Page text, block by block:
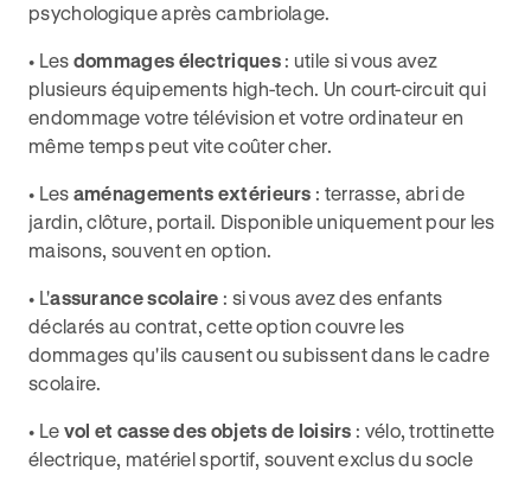
psychologique après cambriolage.
• Les dommages électriques: utile si vous avez
plusieurs équipements high-tech. Un court-circuit qui
endommage votre télévision et votre ordinateur en
même temps peut vite coûter cher.
• Les aménagements extérieurs : terrasse, abri de
jardin, clôture, portail. Disponible uniquement pour les
maisons, souvent en option.
• L'assurance scolaire : si vous avez des enfants
déclarés au contrat, cette option couvre les
dommages qu'ils causent ou subissent dans le cadre
scolaire.
• Le vol et casse des objets de loisirs : vélo, trottinette
électrique, matériel sportif, souvent exclus du socle